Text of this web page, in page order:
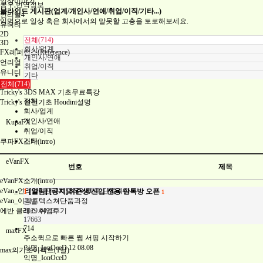
공구,번역정보
언리얼4
유니티
2D
3D
FX레퍼런스(Reference)
언리얼
유니티
기타
Tricky's 3DS MAX 기초무료특강
Tricky's 완전기초 Houdini설명
KupaFX
쿠파FX소개(intro)
eVanFX
eVanFX소개(intro)
eVan_언리얼5 판티지모작이펙트 단품과정
eVan_이펙트텍스쳐단품과정
에반 클래스 취업후기
maxFX
max의기초이펙트(1달)
블라인드 게시판(업계/개인사/연애/취업/이직/기타...)
익명으로 일상 혹은 회사에서의 말못할 고충을 토로해보세요.
전체(714)
회사/업계
개인사/연애
취업/이직
기타
전체(714)
전체
회사/업계
개인사/연애
취업/이직
기타
번호 제목
1 [알림] [공지]취준생/신입 전용 단톡방 오픈 1
금별
2019.04.03
17663
714
주소퀵으로 빠른 웹 서핑 시작하기
익명_IonOceD 12 08.08
익명_IonOceD